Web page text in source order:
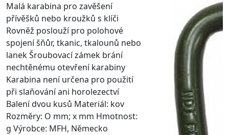
Malá karabina pro zavěšení
přívěšků nebo kroužků s klíči
Rovněž poslouží pro polohové
spojení šňůr, tkanic, tkalounů nebo
lanek Šroubovací zámek brání
nechtěnému otevření karabiny
Karabina není určena pro použití
při slaňování ani horolezectví
Balení dvou kusů Materiál: kov
Rozměry: O mm; x mm Hmotnost:
g Výrobce: MFH, Německo